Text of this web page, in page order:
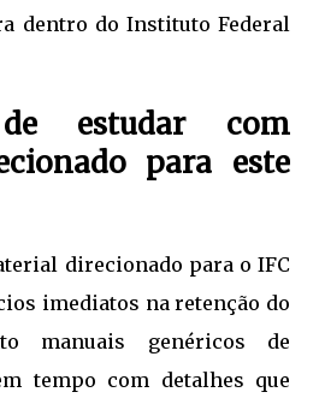
dentro do Instituto Federal
de estudar com
para este
direcionado para o IFC
imediatos na retenção do
manuais genéricos de
tempo com detalhes que